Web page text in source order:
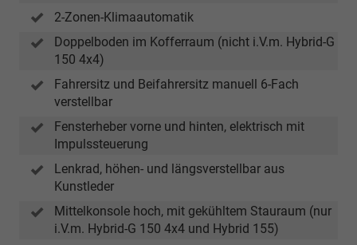
2-Zonen-Klimaautomatik
Doppelboden im Kofferraum (nicht i.V.m. Hybrid-G
150 4x4)
Fahrersitz und Beifahrersitz manuell 6-Fach
verstellbar
Fensterheber vorne und hinten, elektrisch mit
Impulssteuerung
Lenkrad, höhen- und längsverstellbar aus
Kunstleder
Mittelkonsole hoch, mit gekühltem Stauraum (nur
i.V.m. Hybrid-G 150 4x4 und Hybrid 155)